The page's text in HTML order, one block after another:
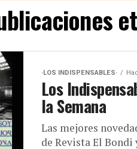
·LOS INDISPENSABLES·
Los
la Semana
Las mejores
de Revista El Bondi